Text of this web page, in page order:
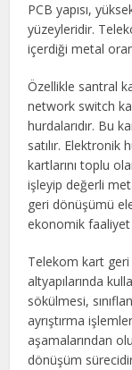
PCB yapısı,
yüzeyleridir.
içerdiği metal
Özellikle santral
network switch
hurdalarıdır. Bu
satılır.
kartlarını toplu
işleyip değerli
geri dönüşümü
ekonomik faaliyet
Telekom kart
altyapılarında
sökülmesi,
ayrıştırma
aşamalarından
dönüşüm